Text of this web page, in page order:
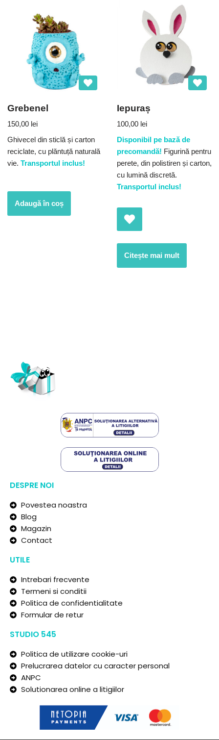
Grebenel
150,00 lei
Ghivecel din sticlă și carton
reciclate, cu plăntuță naturală
vie. Transportul inclus!
Adaugă în coș
Iepuraș
100,00 lei
Disponibil pe bază de
precomandă! Figurină pentru
perete, din polistiren și carton,
cu lumină discretă.
Transportul inclus!
Citește mai mult
DESPRE NOI
Povestea noastra
Blog
Magazin
Contact
UTILE
Intrebari frecvente
Termeni si conditii
Politica de confidentialitate
Formular de retur
STUDIO 545
Politica de utilizare cookie-uri
Prelucrarea datelor cu caracter personal
ANPC
Solutionarea online a litigiilor